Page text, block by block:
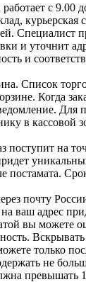
с 9.00
курьерская
Специалист
и уточнит
и
Список
Когда
Для
в кассовой
поступит на
постамата.
почту
ваш адрес
вы можете
только
не
превышать